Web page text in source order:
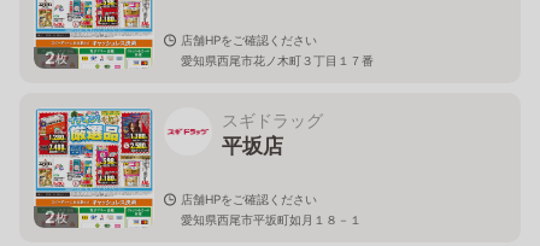
2枚
店舗HPをご確認ください
愛知県西尾市花ノ木町３丁目１７番
2枚
スギドラッグ
平坂店
店舗HPをご確認ください
愛知県西尾市平坂町如月１８－１